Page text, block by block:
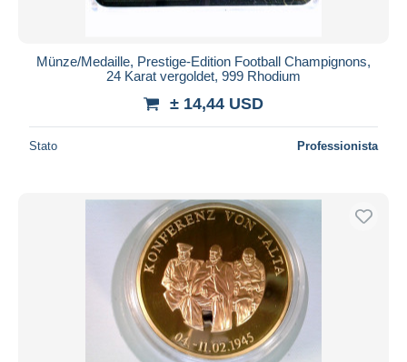
Münze/Medaille, Prestige-Edition Football Champignons,
24 Karat vergoldet, 999 Rhodium
± 14,44 USD
Stato Professionista